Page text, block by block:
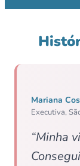
Mariana
Executiva,
“Minha